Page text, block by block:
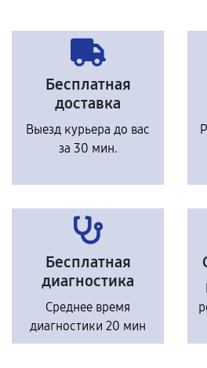
Бесплатная
доставка
Выезд курьера до вас
за 30 мин.
Бесплатная
диагностика
Среднее время
диагностики 20 мин